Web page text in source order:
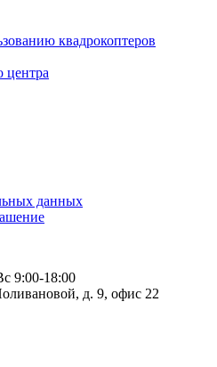
квадрокоптеров
центра
данных
9:00-18:00
д. 9, офис 22